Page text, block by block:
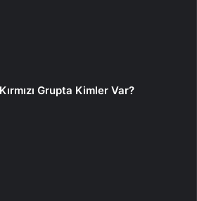
Grupta Kimler Var?